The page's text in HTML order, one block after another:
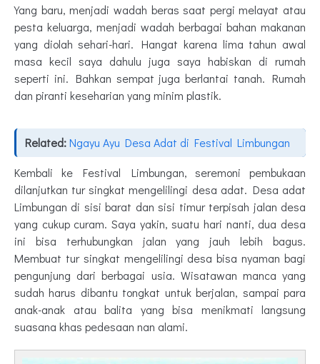
Yang baru, menjadi wadah beras saat pergi melayat atau
pesta keluarga, menjadi wadah berbagai bahan makanan
yang diolah sehari-hari. Hangat karena lima tahun awal
masa kecil saya dahulu juga saya habiskan di rumah
seperti ini. Bahkan sempat juga berlantai tanah. Rumah
dan piranti keseharian yang minim plastik.
Related:Ngayu Ayu Desa Adat di Festival Limbungan
Kembali ke Festival Limbungan, seremoni pembukaan
dilanjutkan tur singkat mengelilingi desa adat. Desa adat
Limbungan di sisi barat dan sisi timur terpisah jalan desa
yang cukup curam. Saya yakin, suatu hari nanti, dua desa
ini bisa terhubungkan jalan yang jauh lebih bagus.
Membuat tur singkat mengelilingi desa bisa nyaman bagi
pengunjung dari berbagai usia. Wisatawan manca yang
sudah harus dibantu tongkat untuk berjalan, sampai para
anak-anak atau balita yang bisa menikmati langsung
suasana khas pedesaan nan alami.